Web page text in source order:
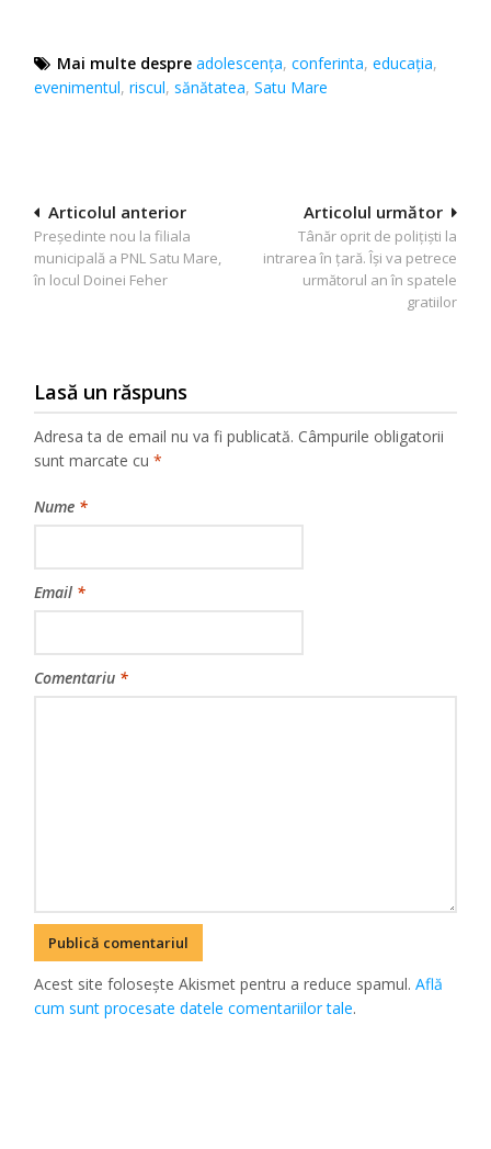
Mai multe despre adolescenţa,conferinta,educația,
evenimentul,riscul,sănătatea,Satu Mare
Navigare
în
articole
Articolul următor
Tânăr oprit de polițiști la
intrarea în țară. Își va petrece
următorul an în spatele
gratiilor
Articolul anterior
Preşedinte nou la filiala
municipală a PNL Satu Mare,
în locul Doinei Feher
Lasă un răspuns
Adresa ta de email nu va fi publicată. Câmpurile obligatorii
sunt marcate cu*
Nume *
Email *
Comentariu *
Acest site folosește Akismet pentru a reduce spamul.Află
cum sunt procesate datele comentariilor tale.